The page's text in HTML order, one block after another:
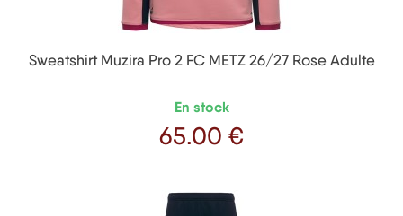
Sweatshirt Muzira Pro 2 FC METZ 26/27 Rose Adulte
En stock
Prix
65.00 €